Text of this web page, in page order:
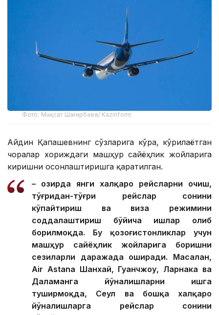
Фото: Мақсат Шағирбаев/ Kazinform
Айдин Қапашевнинг сўзларига кўра, кўрилаётган
чоралар хориждаги машҳур сайёҳлик жойларига
киришни осонлаштиришга қаратилган.
– Ҳозирда янги халқаро рейсларни очиш,
тўғридан-тўғри рейслар сонини
кўпайтириш ва виза режимини
соддалаштириш бўйича ишлар олиб
борилмоқда. Бу қозоғистонликлар учун
машҳур сайёҳлик жойларига боришни
сезиларли даражада оширади. Масалан,
Air Astana Шанхай, Гуанчжоу, Ларнака ва
Даламанга йўналишларни ишга
туширмоқда, Сеул ва бошқа халқаро
йўналишларга рейслар сонини